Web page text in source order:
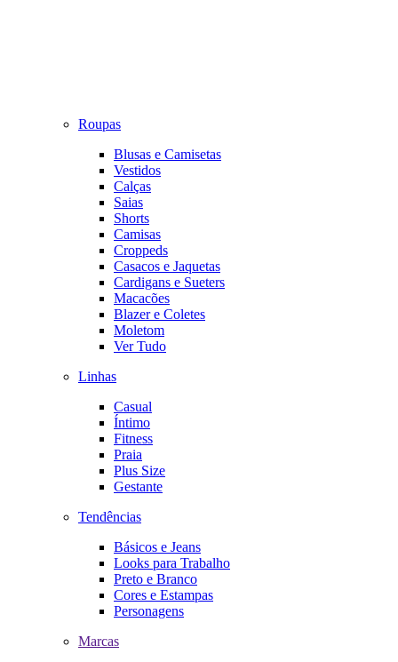
Roupas
Blusas e Camisetas
Vestidos
Calças
Saias
Shorts
Camisas
Croppeds
Casacos e Jaquetas
Cardigans e Sueters
Macacões
Blazer e Coletes
Moletom
Ver Tudo
Linhas
Casual
Íntimo
Fitness
Praia
Plus Size
Gestante
Tendências
Básicos e Jeans
Looks para Trabalho
Preto e Branco
Cores e Estampas
Personagens
Marcas